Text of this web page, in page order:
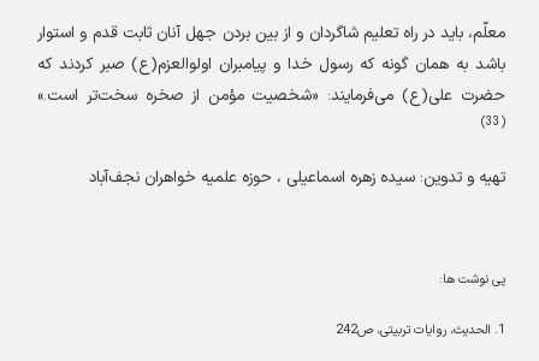
معلّم، باید در راه تعلیم شاگردان و از بین بردن جهل آنان ثابت قدم و استوار
باشد به همان گونه که رسول خدا و پیامبران اولوالعزم(ع)صبر کردند که
حضرت علی(ع)می‌فرمایند: «شخصیت مؤمن از صخره سخت‌تر است.»
تهیه و تدوین: سیده زهره اسماعیلی ، حوزه علمیه خواهراننجف‌آباد
پی نوشت ها:
الحدیث، روایات تربیتی، ص242